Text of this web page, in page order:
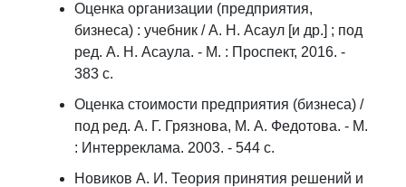
Оценка организации (предприятия,
бизнеса) : учебник / А. Н. Асаул [и др.] ; под
ред. А. Н. Асаула. - М. : Проспект, 2016. -
383 с.
Оценка стоимости предприятия (бизнеса) /
под ред. А. Г. Грязнова, М. А. Федотова. - М.
: Интерреклама. 2003. - 544 с.
Новиков А. И. Теория принятия решений и